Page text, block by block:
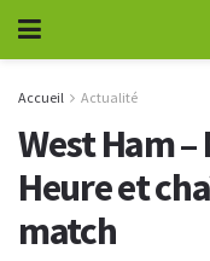
Accueil Actualité
West Ham
Heure et
match